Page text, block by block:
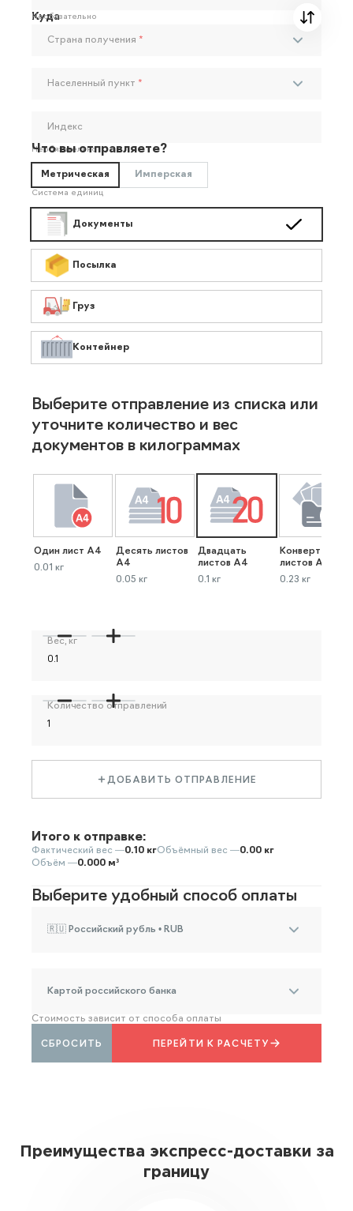
Необязательно
Куда
Страна получения *
Населенный пункт *
Индекс
Необязательно
Что вы отправляете?
Метрическая Имперская
Система единиц
Документы
Посылка
Груз
Контейнер
Выберите отправление из списка или
уточните количество и вес
документов в килограммах
Один лист А4
0.01 кг
Десять листов
А4
0.05 кг
Двадцать
листов А4
0.1 кг
Конверт до 40
листов А4
0.23 кг
Вес, кг
Количество отправлений
ДОБАВИТЬ ОТПРАВЛЕНИЕ
Итого к отправке:
Фактический вес —0.10 кгОбъёмный вес —0.00 кг
Объём —0.000 м³
Выберите удобный способ оплаты
🇷🇺 Российский рубль • RUB
Картой российского банка
Стоимость зависит от способа оплаты
ПЕРЕЙТИ К РАСЧЕТУ
СБРОСИТЬ
Преимущества экспресс-доставки за
границу